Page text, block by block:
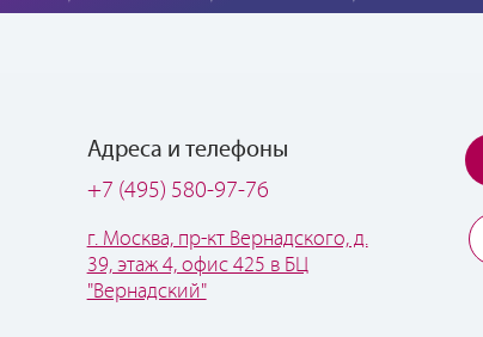
Адреса и телефоны
+7 (495) 580-97-76
г. Москва, пр-кт Вернадского, д.
39, этаж 4, офис 425 в БЦ
"Вернадский"